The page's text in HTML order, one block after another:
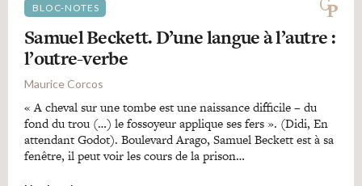
BLOC-NOTES
Samuel Beckett. D’une langue à l’autre :
l’outre-verbe
Maurice Corcos
« A cheval sur une tombe est une naissance difficile – du
fond du trou (…) le fossoyeur applique ses fers ». (Didi, En
attendant Godot). Boulevard Arago, Samuel Beckett est à sa
fenêtre, il peut voir les cours de la prison…